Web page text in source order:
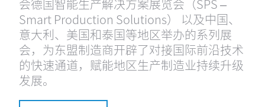
会德国智能生产解决方案展览会（SPS –
Smart Production Solutions） 以及中国、
意大利、美国和泰国等地区举办的系列展
会，为东盟制造商开辟了对接国际前沿技术
的快速通道，赋能地区生产制造业持续升级
发展。